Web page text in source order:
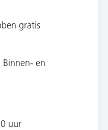
gratis
Binnen- en
uur